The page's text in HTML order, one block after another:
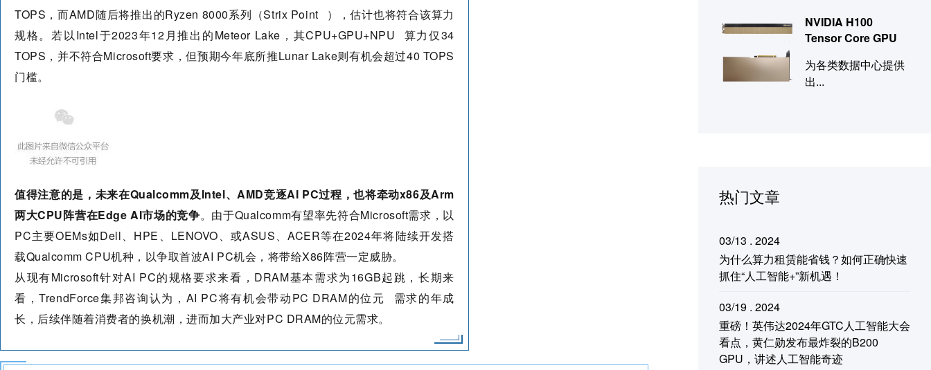
TOPS，而AMD随后将推出的Ryzen 8000系列（Strix Point
），估计也将符合该算力
规格。若以Intel于2023年12月推出的Meteor Lake，其CPU+GPU+NPU
算力仅34
TOPS，并不符合Microsoft要求，但预期今年底所推Lunar Lake则有机会超过40 TOPS
门槛。
值得注意的是，未来在Qualcomm及Intel、AMD竞逐AI PC过程，也将牵动x86及Arm
两大CPU阵营在Edge AI市场的竞争。由于Qualcomm有望率先符合Microsoft需求，以
PC主要OEMs如Dell、HPE、LENOVO、或ASUS、ACER等在2024年将陆续开发搭
载Qualcomm CPU机种，以争取首波AI PC机会，将带给X86阵营一定威胁。
从现有Microsoft针对AI PC的规格要求来看，DRAM基本需求为16GB起跳，长期来
看，TrendForce集邦咨询认为，AI PC将有机会带动PC DRAM的位元
需求的年成
长，后续伴随着消费者的换机潮，进而加大产业对PC DRAM的位元需求。
NVIDIA H100
Tensor Core GPU
为各类数据中心提供
出...
热门文章
03/13 . 2024
为什么算力租赁能省钱？如何正确快速
抓住“人工智能+”新机遇！
03/19 . 2024
重磅！英伟达2024年GTC人工智能大会
看点，黄仁勋发布最炸裂的B200
GPU，讲述人工智能奇迹